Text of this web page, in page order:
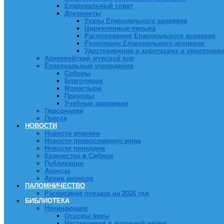
Епархиальный совет
Документы
Указы Епархиального архиерея
Циркулярные письма
Распоряжения Епархиального архиерея
Резолюции Епархиального архиерея
Удостоверения о хиротесиях и хиротониях
Архиерейский мужской хор
Епархиальные учреждения
Соборы
Благочиния
Монастыри
Приходы
Учебные заведения
Персоналии
Пресса
НОВОСТИ
Новости епархии
Новости православного мира
Новости приходов
Казачество в Сибири
Публикации
Анонсы
Архив анонсов
ПАЛОМНИЧЕСТВО
Расписание поездок на 2026 год
БИБЛИОТЕКА
Начинающим
Основы веры